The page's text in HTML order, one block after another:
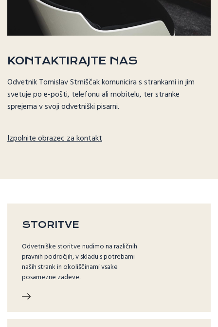
KONTAKTIRAJTE NAS
Odvetnik Tomislav Strniščak komunicira s strankami in jim
svetuje po e-pošti, telefonu ali mobitelu, ter stranke
sprejema v svoji odvetniški pisarni.
Izpolnite obrazec za kontakt
STORITVE
Odvetniške storitve nudimo na različnih
pravnih področjih, v skladu s potrebami
naših strank in okoliščinami vsake
posamezne zadeve.